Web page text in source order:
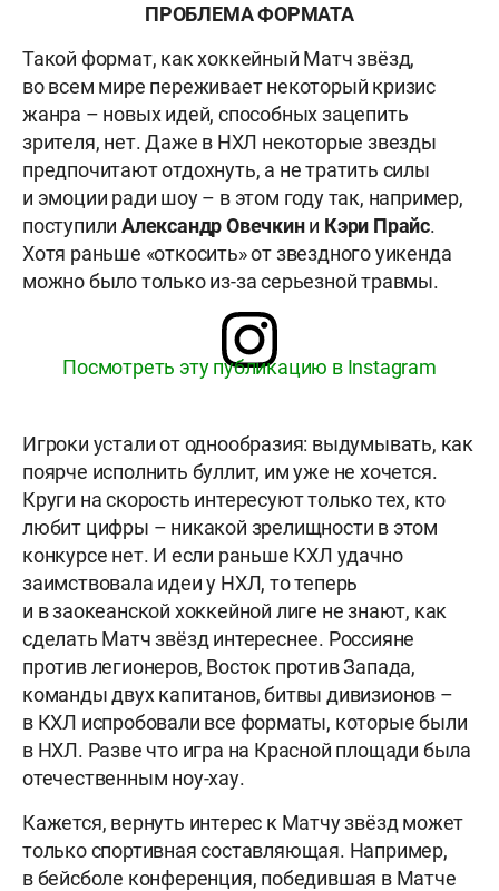
ПРОБЛЕМА ФОРМАТА
Такой формат, как хоккейный Матч звёзд,
во всем мире переживает некоторый кризис
жанра – новых идей, способных зацепить
зрителя, нет. Даже в НХЛ некоторые звезды
предпочитают отдохнуть, а не тратить силы
и эмоции ради шоу – в этом году так, например,
поступили Александр Овечкини Кэри Прайс.
Хотя раньше «откосить» от звездного уикенда
можно было только из-за серьезной травмы.
Посмотреть эту публикацию в Instagram
Игроки устали от однообразия: выдумывать, как
поярче исполнить буллит, им уже не хочется.
Круги на скорость интересуют только тех, кто
любит цифры – никакой зрелищности в этом
конкурсе нет. И если раньше КХЛ удачно
заимствовала идеи у НХЛ, то теперь
и в заокеанской хоккейной лиге не знают, как
сделать Матч звёзд интереснее. Россияне
против легионеров, Восток против Запада,
команды двух капитанов, битвы дивизионов –
в КХЛ испробовали все форматы, которые были
в НХЛ. Разве что игра на Красной площади была
отечественным ноу-хау.
Кажется, вернуть интерес к Матчу звёзд может
только спортивная составляющая. Например,
в бейсболе конференция, победившая в Матче